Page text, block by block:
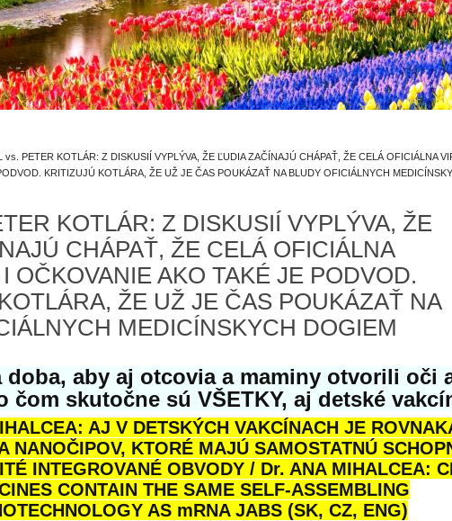
vs. PETER KOTLÁR: Z DISKUSIÍ VYPLÝVA, ŽE ĽUDIA ZAČÍNAJÚ CHÁPAŤ, ŽE CELÁ OFICIÁLNA
KRITIZUJÚ KOTLÁRA, ŽE UŽ JE ČAS POUKÁZAŤ NA BLUDY OFICIÁLNYCH
KOTLÁR: Z DISKUSIÍ VYPLÝVA, ŽE
CHÁPAŤ, ŽE CELÁ OFICIÁLNA
OČKOVANIE AKO TAKÉ JE PODVOD.
ŽE UŽ JE ČAS POUKÁZAŤ NA
MEDICÍNSKYCH DOGIEM
doba, aby aj otcovia a maminy otvorili oči
čom skutočne sú VŠETKY, aj detské
AJ V DETSKÝCH VAKCÍNACH JE
NANOČIPOV, KTORÉ MAJÚ SAMOSTATNÚ
INTEGROVANÉ OBVODY / Dr. ANA MIHALCEA:
CONTAIN THE SAME SELF-ASSEMBLING
AS mRNA JABS (SK, CZ, ENG)